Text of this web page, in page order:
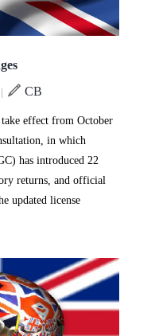
| CB
effect from October
in which
has introduced 22
returns, and official
updated license